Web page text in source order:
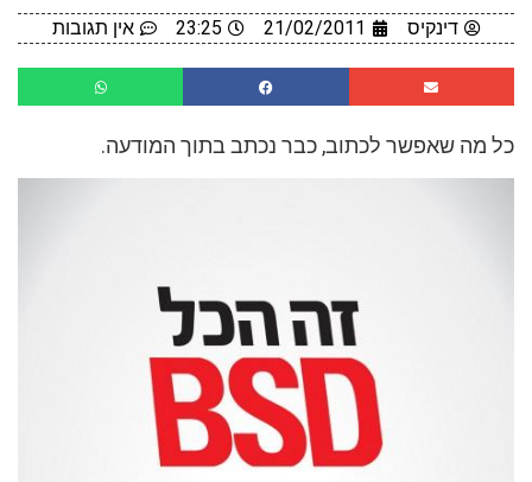
דינקיס 21/02/2011
23:25 אין תגובות
כל מה שאפשר לכתוב, כבר נכתב בתוך המודעה.